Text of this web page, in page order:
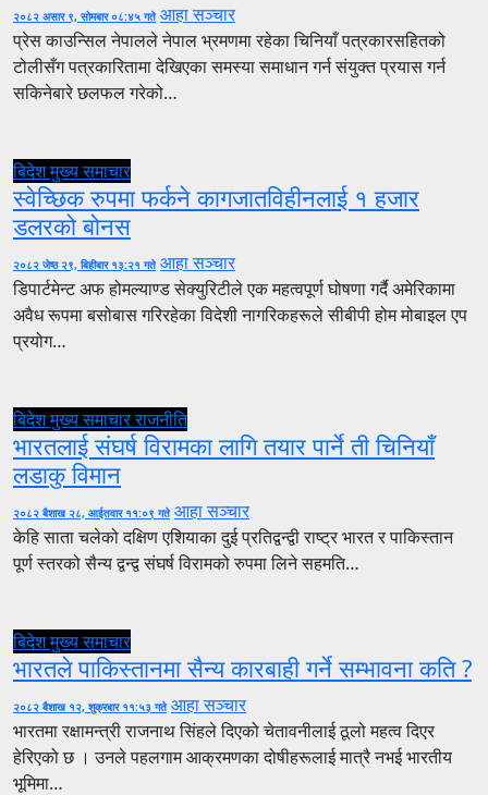
२०८२ असार ९, सोमबार ०८:४५ गते आहा सञ्चार
प्रेस काउन्सिल नेपालले नेपाल भ्रमणमा रहेका चिनियाँ पत्रकारसहितको
टोलीसँग पत्रकारितामा देखिएका समस्या समाधान गर्न संयुक्त प्रयास गर्न
सकिनेबारे छलफल गरेको…
बिदेशमुख्य समाचार
स्वेच्छिक रुपमा फर्कने कागजातविहीनलाई १ हजार
डलरको बोनस
२०८२ जेष्ठ २९, बिहीबार १३:२१ गते आहा सञ्चार
डिपार्टमेन्ट अफ होमल्याण्ड सेक्युरिटीले एक महत्वपूर्ण घोषणा गर्दै अमेरिकामा
अवैध रूपमा बसोबास गरिरहेका विदेशी नागरिकहरूले सीबीपी होम मोबाइल एप
प्रयोग…
बिदेशमुख्य समाचारराजनीति
भारतलाई संघर्ष विरामका लागि तयार पार्ने ती चिनियाँ
लडाकु विमान
२०८२ बैशाख २८, आईतवार ११:०९ गते आहा सञ्चार
केहि साता चलेको दक्षिण एशियाका दुई प्रतिद्वन्द्वी राष्ट्र भारत र पाकिस्तान
पूर्ण स्तरको सैन्य द्वन्द्व संघर्ष विरामको रुपमा लिने सहमति…
बिदेशमुख्य समाचार
भारतले पाकिस्तानमा सैन्य कारबाही गर्ने सम्भावना कति ?
२०८२ बैशाख १२, शुक्रबार ११:५३ गते आहा सञ्चार
भारतमा रक्षामन्त्री राजनाथ सिंहले दिएको चेतावनीलाई ठूलो महत्व दिएर
हेरिएको छ । उनले पहलगाम आक्रमणका दोषीहरूलाई मात्रै नभई भारतीय
भूमिमा…